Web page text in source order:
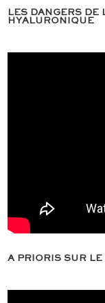
LES DANGERS DE
HYALURONIQUE
A PRIORIS SUR LE